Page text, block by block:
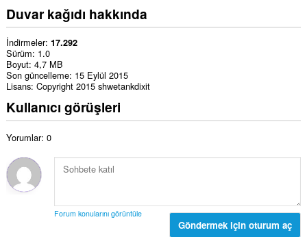
Duvar kağıdı hakkında
İndirmeler 17.292
Sürüm 1.0
Boyut 4,7 MB
Son güncelleme 15 Eylül 2015
Lisans Copyright 2015 shwetankdixit
Kullanıcı görüşleri
Yorumlar: 0
Forum konularını görüntüle
Göndermek için oturum aç